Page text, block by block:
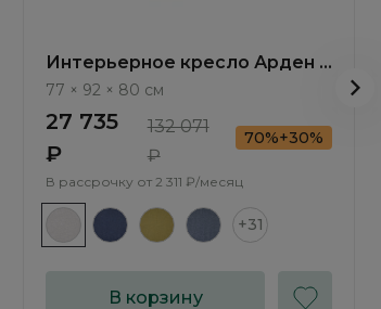
Интерьерное кресло Арден /
Arden ММ106.5
77 × 92 × 80 см
27 735
₽
132 071
₽
70%+30%
В рассрочку от 2 311 ₽/месяц
+31
В корзину